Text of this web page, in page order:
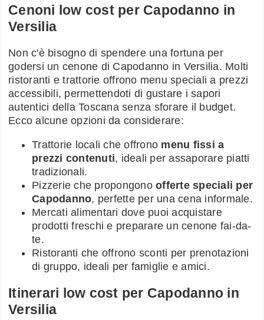
Cenoni low cost per Capodanno in
Versilia
Non c'è bisogno di spendere una fortuna per
godersi un cenone di Capodanno in Versilia. Molti
ristoranti e trattorie offrono menu speciali a prezzi
accessibili, permettendoti di gustare i sapori
autentici della Toscana senza sforare il budget.
Ecco alcune opzioni da considerare:
Trattorie locali che offrono menu fissi a
prezzi contenuti, ideali per assaporare piatti
tradizionali.
Pizzerie che propongono offerte speciali per
Capodanno, perfette per una cena informale.
Mercati alimentari dove puoi acquistare
prodotti freschi e preparare un cenone fai-da-
te.
Ristoranti che offrono sconti per prenotazioni
di gruppo, ideali per famiglie e amici.
Itinerari low cost per Capodanno in
Versilia